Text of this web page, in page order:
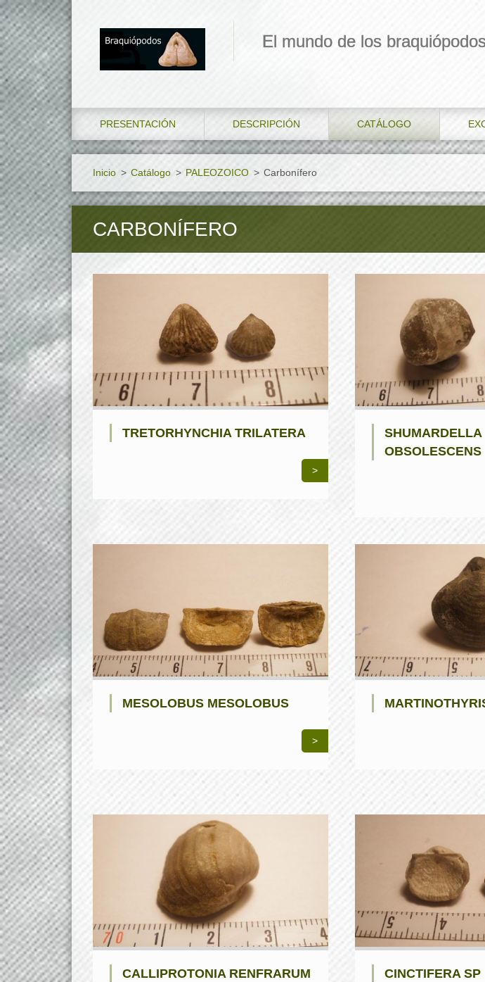
El mundo de los
PRESENTACIÓN DESCRIPCIÓN CATÁLOGO
Inicio > Catálogo > PALEOZOICO > Carbonífero
CARBONÍFERO
TRETORHYNCHIA TRILATERA
>
SHUMARDELLA
OBSOLESCENS
MESOLOBUS MESOLOBUS
>
CALLIPROTONIA RENFRARUM CINCTIFERA SP